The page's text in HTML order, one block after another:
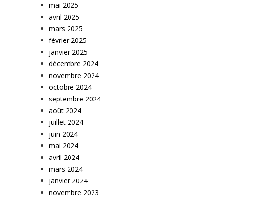
mai 2025
avril 2025
mars 2025
février 2025
janvier 2025
décembre 2024
novembre 2024
octobre 2024
septembre 2024
août 2024
juillet 2024
juin 2024
mai 2024
avril 2024
mars 2024
janvier 2024
novembre 2023